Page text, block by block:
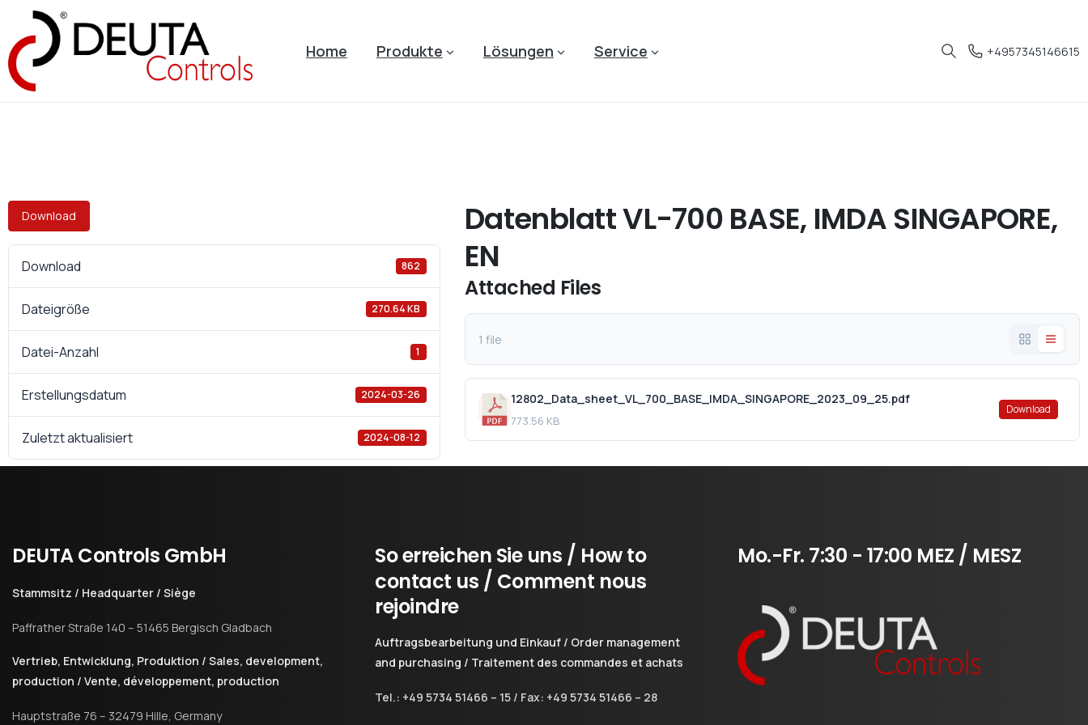
Home Produkte Lösungen Service +4957345146615
Download
Download 862
Dateigröße 270.64 KB
Datei-Anzahl 1
Erstellungsdatum 2024-03-26
Zuletzt aktualisiert 2024-08-12
Datenblatt VL-700 BASE, IMDA SINGAPORE,
EN
Attached Files
1 file
12802_Data_sheet_VL_700_BASE_IMDA_SINGAPORE_2023_09_25.pdf
773.56 KB
Download
DEUTAControls GmbH
Stammsitz / Headquarter / Siège
Paffrather Straße 140 – 51465 Bergisch Gladbach
Vertrieb, Entwicklung, Produktion / Sales, development,
production / Vente, développement, production
Hauptstraße 76 – 32479 Hille, Germany
Soerreichen Sie uns / Howto
contact us / Comment nous
rejoindre
Auftragsbearbeitung und Einkauf / Order management
and purchasing / Traitement des commandes et achats
Tel.: +49 5734 51466 – 15 / Fax: +49 5734 51466 – 28
Mo.-Fr. 7:30 - 17:00 MEZ / MESZ